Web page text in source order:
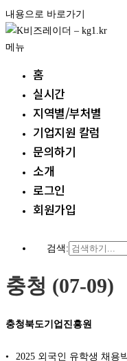
내용으로 바로가기
메뉴
홈
실시간
지역별/부처별
기업지원 칼럼
문의하기
소개
로그인
회원가입
검색:
충청 (07-09)
충청북도기업진흥원
2025 외국인 유학생 채용